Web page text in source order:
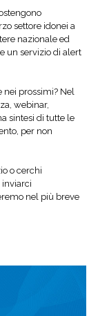
settore idonei a
nazionale ed
un servizio di alert
nei prossimi? Nel
webinar,
sintesi di tutte le
per non
o cerchi
inviarci
nel più breve